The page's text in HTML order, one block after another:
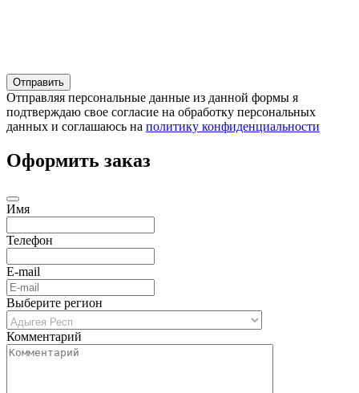
Отправляя персональные данные из данной формы я
подтверждаю свое согласие на обработку персональных
данных и соглашаюсь на политику конфиденциальности
Оформить заказ
Имя
Телефон
E-mail
Выберите регион
Комментарий